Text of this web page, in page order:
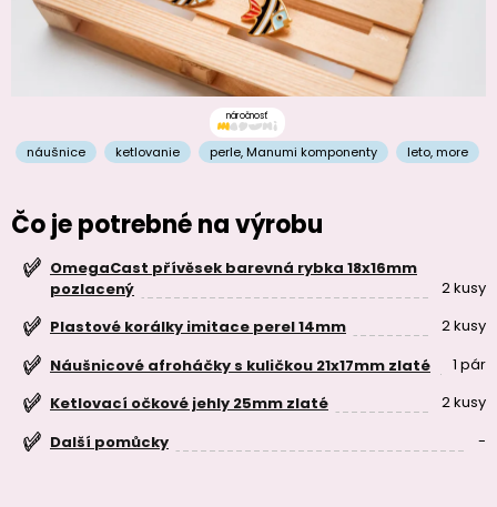
náročnosť
náušnice ketlovanie perle, Manumi komponenty leto, more
Čo je potrebné na výrobu
OmegaCast přívěsek barevná rybka 18x16mm
pozlacený
2 kusy
Plastové korálky imitace perel 14mm
2 kusy
Náušnicové afroháčky s kuličkou 21x17mm zlaté
1 pár
Ketlovací očkové jehly 25mm zlaté
2 kusy
Další pomůcky
-